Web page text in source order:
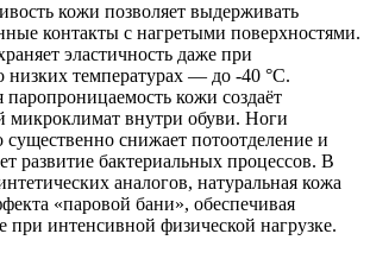
кожи позволяет выдерживать
контакты с нагретыми поверхностями.
эластичность даже при
низких температурах — до -40 °C.
паропроницаемость кожи создаёт
микроклимат внутри обуви. Ноги
существенно снижает потоотделение и
развитие бактериальных процессов. В
аналогов, натуральная кожа
«паровой бани», обеспечивая
при интенсивной физической нагрузке.